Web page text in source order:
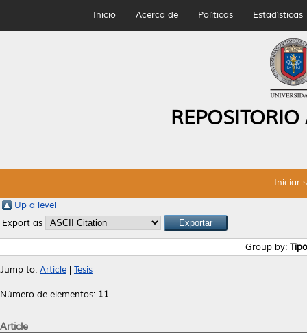
Inicio Acerca de Políticas Estadísticas
Iniciar
Up a level
Export as
Group by:
Jump to: Article Tesis
Número de elementos: 11.
Article